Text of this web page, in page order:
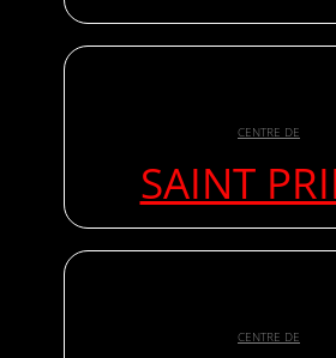
CENTRE DE
SAINT
CENTRE DE